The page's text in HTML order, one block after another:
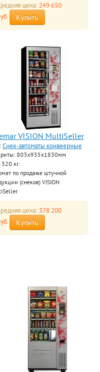
цена: 249 650
Купить
VISION MultiSeller
Снек-автоматы конвеерные
803x935x1830мм
320 кг.
по продаже штучной
(снеков) VISION
цена: 378 200
Купить